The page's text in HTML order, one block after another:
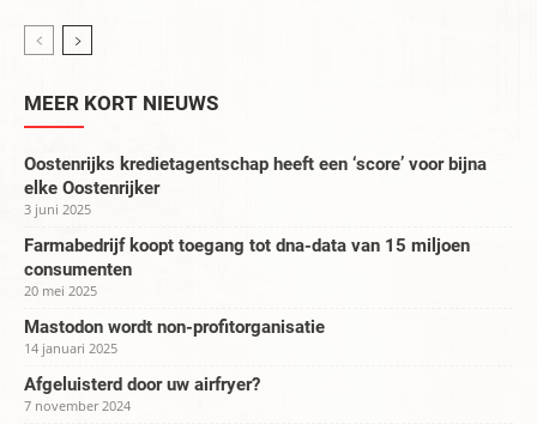
MEER KORT NIEUWS
Oostenrijks kredietagentschap heeft een ‘score’ voor bijna
elke Oostenrijker
3 juni 2025
Farmabedrijf koopt toegang tot dna-data van 15 miljoen
consumenten
20 mei 2025
Mastodon wordt non-profitorganisatie
14 januari 2025
Afgeluisterd door uw airfryer?
7 november 2024